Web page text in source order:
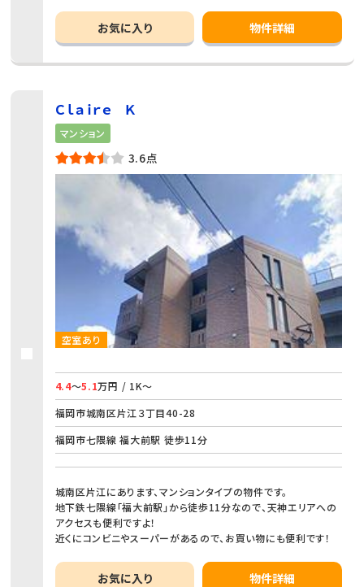
お気に入り 物件詳細
Ｃｌａｉｒｅ Ｋ
マンション
3.6点
空室あり
4.4～5.1万円 / 1K～
福岡市城南区片江３丁目40-28
福岡市七隈線 福大前駅 徒歩11分
城南区片江にあります、マンションタイプの物件です。
地下鉄七隈線「福大前駅」から徒歩11分なので、天神エリアへの
アクセスも便利ですよ！
近くにコンビニやスーパーがあるので、お買い物にも便利です！
お気に入り 物件詳細